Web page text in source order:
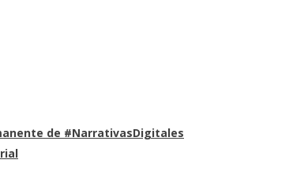
de #NarrativasDigitales